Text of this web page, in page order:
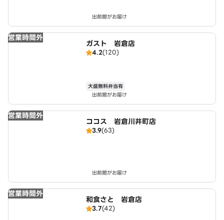
出前館がお届け
営業時間外
ガスト 岩倉店
4.2(120)
大盛無料弁当有
出前館がお届け
営業時間外
ココス 岩倉川井町店
3.9(63)
出前館がお届け
営業時間外
和食さと 岩倉店
3.7(42)